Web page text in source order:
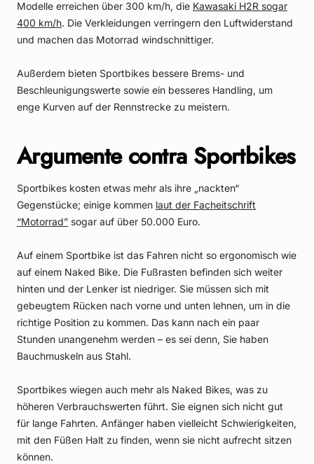
Modelle erreichen über 300 km/h, die Kawasaki H2R sogar
400 km/h. Die Verkleidungen verringern den Luftwiderstand
und machen das Motorrad windschnittiger.
Außerdem bieten Sportbikes bessere Brems- und
Beschleunigungswerte sowie ein besseres Handling, um
enge Kurven auf der Rennstrecke zu meistern.
Argumente contra Sportbikes
Sportbikes kosten etwas mehr als ihre „nackten“
Gegenstücke; einige kommen laut der Facheitschrift
“Motorrad” sogar auf über 50.000 Euro.
Auf einem Sportbike ist das Fahren nicht so ergonomisch wie
auf einem Naked Bike. Die Fußrasten befinden sich weiter
hinten und der Lenker ist niedriger. Sie müssen sich mit
gebeugtem Rücken nach vorne und unten lehnen, um in die
richtige Position zu kommen. Das kann nach ein paar
Stunden unangenehm werden – es sei denn, Sie haben
Bauchmuskeln aus Stahl.
Sportbikes wiegen auch mehr als Naked Bikes, was zu
höheren Verbrauchswerten führt. Sie eignen sich nicht gut
für lange Fahrten. Anfänger haben vielleicht Schwierigkeiten,
mit den Füßen Halt zu finden, wenn sie nicht aufrecht sitzen
können.